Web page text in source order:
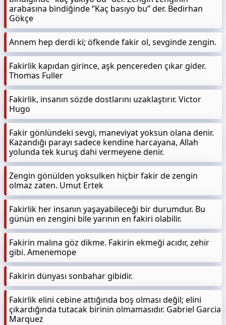
arabasına bindiğinde ‘’Kaç basıyo bu’’ der. Bedirhan
Gökçe
Annem hep derdi ki; öfkende fakir ol, sevginde zengin.
Fakirlik kapıdan girince, aşk pencereden çıkar gider.
Thomas Fuller
Fakirlik, insanın sözde dostlarını uzaklaştırır. Victor
Hugo
Fakir gönlündeki sevgi, maneviyat yoksun olana denir.
Kazandığı parayı sadece kendine harcayana, Allah
yolunda tek kuruş dahi vermeyene denir.
Zengin gönülden yoksulken hiçbir fakir de zengin
olmaz zaten. Umut Ertek
Fakirlik her insanın yaşayabileceği bir durumdur. Bu
günün en zengini bile yarının en fakiri olabilir.
Fakirin malına göz dikme. Fakirin ekmeği acıdır, zehir
gibi. Amenemope
Fakirin dünyası sonbahar gibidir.
Fakirlik elini cebine attığında boş olması değil; elini
çıkardığında tutacak birinin olmamasıdır. Gabriel Garcia
Marquez